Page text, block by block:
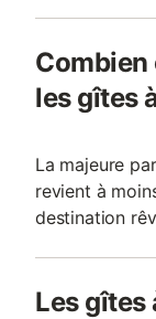
les gîtes
La majeure
revient à
destination
Les